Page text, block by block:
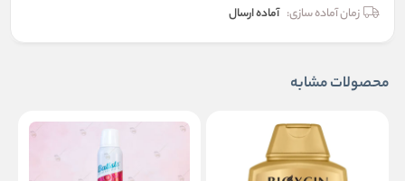
زمان آماده سازی: آماده ارسال
محصولات مشابه